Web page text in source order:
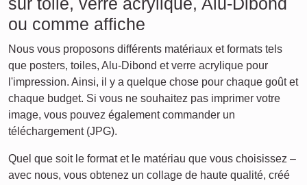
ou comme affiche
Nous vous proposons différents matériaux et formats tels
que posters, toiles, Alu-Dibond et verre acrylique pour
l'impression. Ainsi, il y a quelque chose pour chaque goût et
chaque budget. Si vous ne souhaitez pas imprimer votre
image, vous pouvez également commander un
téléchargement (JPG).
Quel que soit le format et le matériau que vous choisissez –
avec nous, vous obtenez un collage de haute qualité, créé